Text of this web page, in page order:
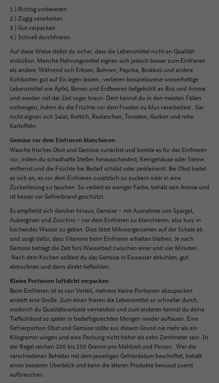
1.) Richtig vorbereiten
2.) Zügig verarbeiten
3.) Gut verpacken
4.) Schnell durchfrieren
Auf diese Weise stellst du sicher, dass die Lebensmittel nicht an Qualität
einbüßen. Manche Nahrungsmittel eignen sich jedoch besser zum Einfrieren
als andere: Während sich Erbsen, Bohnen, Paprika, Brokkoli und andere
Kohlsorten gut auf Eis legen lassen , verlieren beispielsweise wasserhaltige
Lebensmittel wie Äpfel, Birnen und Erdbeeren tiefgekühlt an Biss und Aroma
und werden mit der Zeit sogar braun. Dem kannst du in den meisten Fällen
vorbeugen, indem du die Früchte vor dem Frosten zu Mus verarbeitest . Gar
nicht eignen sich Salat, Rettich, Radieschen, Tomaten, Gurken und rohe
Kartoffeln.
Gemüse vor dem Einfrieren blanchieren
Wasche frisches Obst und Gemüse zunächst und bereite es für das Einfrieren
vor, indem du schadhafte Stellen herausscheidest, Kerngehäuse oder Steine
entfernst und die Früchte bei Bedarf schälst oder zerkleinerst. Bei Obst bietet
es sich an, es vor dem Einfrieren zusätzlich zu zuckern oder in eine
Zuckerlösung zu tauchen. So verliert es weniger Farbe, behält sein Aroma und
ist besser vor Gefrierbrand geschützt.
Es empfiehlt sich darüber hinaus, Gemüse – mit Ausnahme von Spargel,
Auberginen und Zucchini – vor dem Einfrieren zu blanchieren, also kurz in
kochendes Wasser zu geben. Dies tötet Mikroorganismen auf der Schale ab
und sorgt dafür, dass Vitamine beim Einfrieren erhalten bleiben. Je nach
Gemüse beträgt die Zeit fürs Wasserbad zwischen einer und vier Minuten.
Nach dem Kochen solltest du das Gemüse in Eiswasser abkühlen, gut
abtrocknen und dann direkt tiefkühlen.
Kleine Portionen luftdicht verpacken
Beim Einfrieren ist es von Vorteil, mehrere kleine Portionen abzupacken
anstatt eine Große. Zum einen frieren die Lebensmittel so schneller durch,
wodurch du Qualitätsverluste vermeidest und zum anderen kannst du deine
Tiefkühlkost so später in bedarfsgerechten Mengen wieder auftauen. Eine
Gefrierportion Obst und Gemüse sollte aus diesem Grund nie mehr als ein
Kilogramm wiegen und eine Packung nicht höher als zehn Zentimeter sein. In
der Regel reichen 200 bis 250 Gramm pro Mahlzeit und Person. Wer die
verschiedenen Behälter mit dem jeweiligen Gefrierdatum beschriftet, behält
einen besseren Überblick und kann die älteren Produkte bewusst zuerst
aufbrauchen.